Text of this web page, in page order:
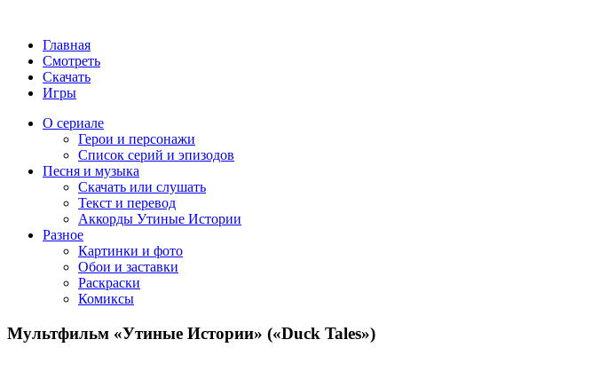
Главная
Смотреть
Скачать
Игры
О сериале
Герои и персонажи
Список серий и эпизодов
Песня и музыка
Скачать или слушать
Текст и перевод
Аккорды Утиные Истории
Разное
Картинки и фото
Обои и заставки
Раскраски
Комиксы
Мультфильм «Утиные Истории» («Duck Tales»)